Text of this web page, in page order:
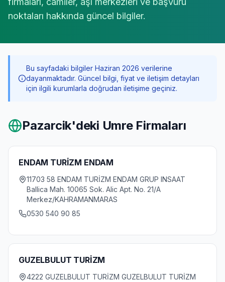
noktaları hakkında güncel bilgiler.
Bu sayfadaki bilgiler Haziran 2026 verilerine
dayanmaktadır. Güncel bilgi, fiyat ve iletişim detayları
için ilgili kurumlarla doğrudan iletişime geçiniz.
Pazarcik'deki Umre Firmaları
ENDAM TURİZM ENDAM
11703 58 ENDAM TURİZM ENDAM GRUP INSAAT
Ballica Mah. 10065 Sok. Alic Apt. No. 21/A
Merkez/KAHRAMANMARAS
0530 540 90 85
GUZELBULUT TURİZM
4222 GUZELBULUT TURİZM GUZELBULUT TURİZM